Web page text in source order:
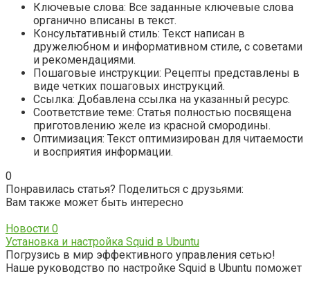
Ключевые слова: Все заданные ключевые слова
органично вписаны в текст.
Консультативный стиль: Текст написан в
дружелюбном и информативном стиле, с советами
и рекомендациями.
Пошаговые инструкции: Рецепты представлены в
виде четких пошаговых инструкций.
Ссылка: Добавлена ссылка на указанный ресурс.
Соответствие теме: Статья полностью посвящена
приготовлению желе из красной смородины.
Оптимизация: Текст оптимизирован для читаемости
и восприятия информации.
0
Понравилась статья? Поделиться с друзьями:
Вам также может быть интересно
Новости 0
Установка и настройка Squid в Ubuntu
Погрузись в мир эффективного управления сетью!
Наше руководство по настройке Squid в Ubuntu поможет